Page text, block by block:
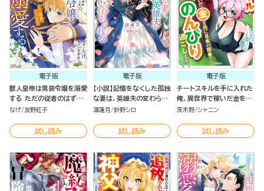
電子版
獣人皇帝は男装令嬢を溺愛
する ただの従者のはずで
すが！ コミック版 （1）
なげ 友野紅子
試し読み
電子版
【小説】記憶をなくした孤独
な妻は、英雄夫の変わらぬ
溺愛に溶かされる
凛蓮月 針野シロ
試し読み
電子版
チートスキルを手に入れた
俺、異世界で稼いだ金を元
に日本の田舎でのんびり過
版）
茨木野 シャニン
試し読み